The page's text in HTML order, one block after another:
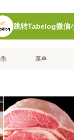
跳转Tabelog微信
菜单